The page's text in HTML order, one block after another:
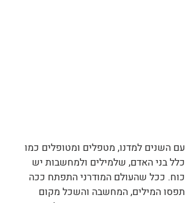
עם השנים למדנו, מטפלים ומטופלים כמו
כלל בני האדם, שלמילים ולמחשבות יש
כוח. ככל שהעולם המודרני התפתח ככה
תפסו המילים, המחשבה והשכל מקום